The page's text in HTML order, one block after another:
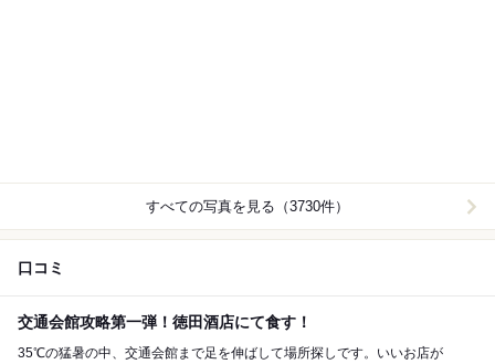
すべての写真を見る（3730件）
口コミ
交通会館攻略第一弾！徳田酒店にて食す！
35℃の猛暑の中、交通会館まで足を伸ばして場所探しです。いいお店が